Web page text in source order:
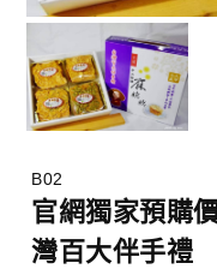
B02
官網獨家預購
灣百大伴手禮